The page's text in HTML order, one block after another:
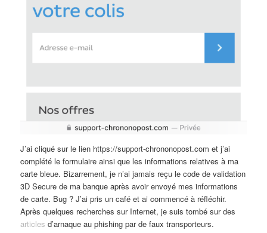
J’ai cliqué sur le lien https://support-chrononopost.com et j’ai
complété le formulaire ainsi que les informations relatives à ma
carte bleue. Bizarrement, je n’ai jamais reçu le code de validation
3D Secure de ma banque après avoir envoyé mes informations
de carte. Bug ? J’ai pris un café et ai commencé à réfléchir.
Après quelques recherches sur Internet, je suis tombé sur des
articles d’arnaque au phishing par de faux transporteurs.